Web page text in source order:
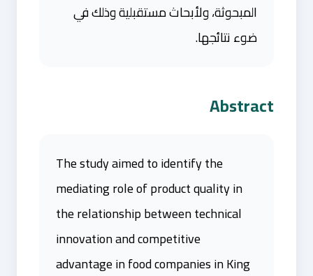
المبحوثة، ولأبحاث مستقبلية وذلك في
ضوء نتائجها.
Abstract
The study aimed to identify the
mediating role of product quality in
the relationship between technical
innovation and competitive
advantage in food companies in King